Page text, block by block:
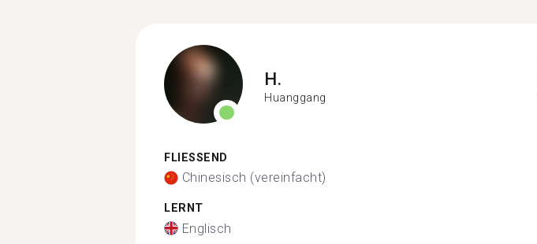
H.
Huanggang
FLIESSEND
Chinesisch (vereinfacht)
LERNT
Englisch